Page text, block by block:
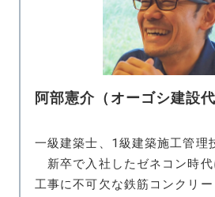
阿部憲介（オーゴシ建設代
一級建築士、1級建築施工管理
新卒で入社したゼネコン時代
工事に不可欠な鉄筋コンクリ